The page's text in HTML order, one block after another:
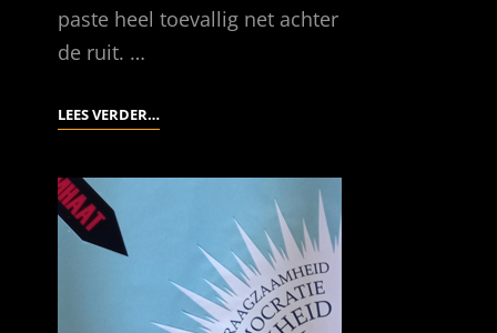
paste heel toevallig net achter
de ruit. …
LEES VERDER…HOKJESGEEST